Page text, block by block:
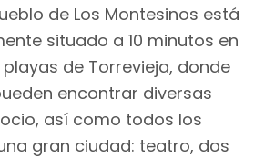
de Los Montesinos está
situado a 10 minutos en
de Torrevieja, donde
encontrar diversas
así como todos los
gran ciudad: teatro, dos